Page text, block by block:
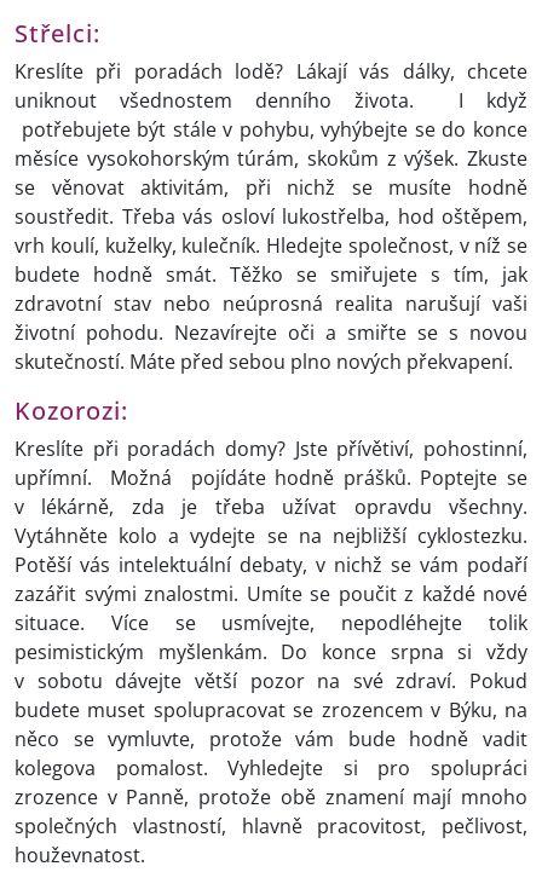
Střelci:
Kreslíte při poradách lodě? Lákají vás dálky, chcete
uniknout všednostem denního života. I když
potřebujete být stále v pohybu, vyhýbejte se do konce
měsíce vysokohorským túrám, skokům z výšek. Zkuste
se věnovat aktivitám, při nichž se musíte hodně
soustředit. Třeba vás osloví lukostřelba, hod oštěpem,
vrh koulí, kuželky, kulečník. Hledejte společnost, v níž se
budete hodně smát. Těžko se smiřujete s tím, jak
zdravotní stav nebo neúprosná realita narušují vaši
životní pohodu. Nezavírejte oči a smiřte se s novou
skutečností. Máte před sebou plno nových překvapení.
Kozorozi:
Kreslíte při poradách domy? Jste přívětiví, pohostinní,
upřímní. Možná pojídáte hodně prášků. Poptejte se
v lékárně, zda je třeba užívat opravdu všechny.
Vytáhněte kolo a vydejte se na nejbližší cyklostezku.
Potěší vás intelektuální debaty, v nichž se vám podaří
zazářit svými znalostmi. Umíte se poučit z každé nové
situace. Více se usmívejte, nepodléhejte tolik
pesimistickým myšlenkám. Do konce srpna si vždy
v sobotu dávejte větší pozor na své zdraví. Pokud
budete muset spolupracovat se zrozencem v Býku, na
něco se vymluvte, protože vám bude hodně vadit
kolegova pomalost. Vyhledejte si pro spolupráci
zrozence v Panně, protože obě znamení mají mnoho
společných vlastností, hlavně pracovitost, pečlivost,
houževnatost.